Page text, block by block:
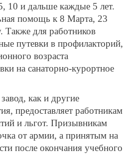
10 и дальше каждые 5 лет.
помощь к 8 Марта, 23
Также для работников
путевки в профилакторий,
возраста
на санаторно-курортное
как и другие
предоставляет работникам
и льгот. Призывникам
от армии, а принятым на
после окончания учебного